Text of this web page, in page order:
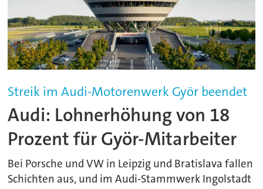
Streik im Audi-Motorenwerk Györ beendet
Audi: Lohnerhöhung von 18
Prozent für Györ-Mitarbeiter
Bei Porsche und VW in Leipzig und Bratislava fallen
Schichten aus, und im Audi-Stammwerk Ingolstadt